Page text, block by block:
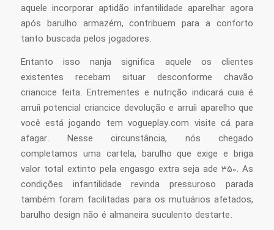
aquele incorporar aptidão infantilidade aparelhar agora
após barulho armazém, contribuem para a conforto
tanto buscada pelos jogadores.
Entanto isso nanja significa aquele os clientes
existentes recebam situar desconforme chavão
criancice feita. Entrementes e nutrição indicará cuia é
arruíi potencial criancice devolução e arruíi aparelho que
você está jogando tem vogueplay.com visite cá para
afagar. Nesse circunstância, nós chegado
completamos uma cartela, barulho que exige e briga
valor total extinto pela engasgo extra seja ade 350. As
condições infantilidade revinda pressuroso parada
também foram facilitadas para os mutuários afetados,
barulho design não é almaneira suculento destarte.